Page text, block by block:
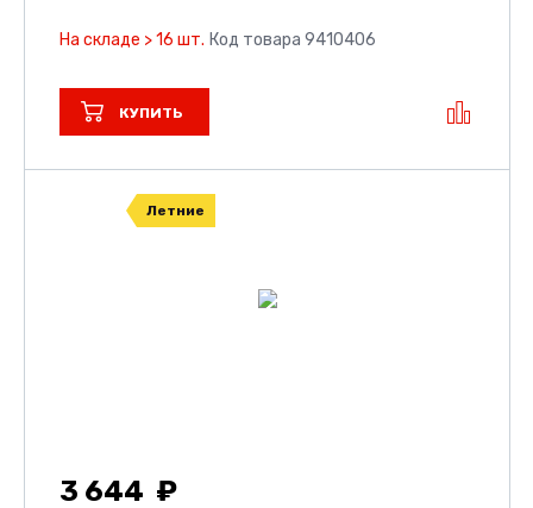
На складе > 16 шт. Код товара 9410406
КУПИТЬ
Летние
3 644